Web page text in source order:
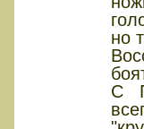
но
С